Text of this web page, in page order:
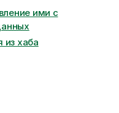
ими с
из хаба